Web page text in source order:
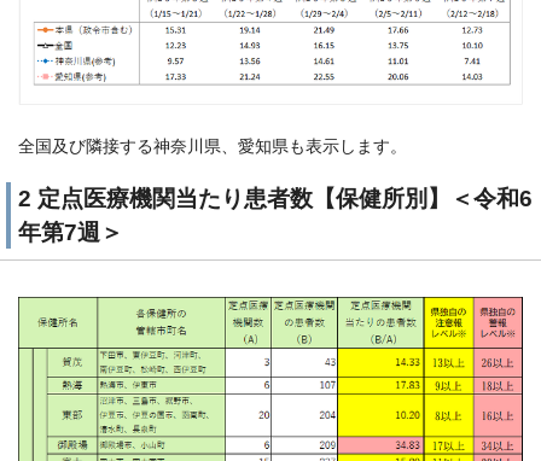
全国及び隣接する神奈川県、愛知県も表示します。
2 定点医療機関当たり患者数【保健所別】＜令和6
年第7週＞